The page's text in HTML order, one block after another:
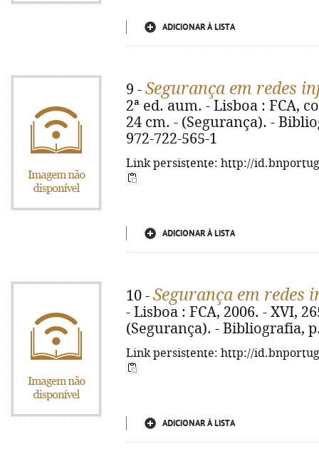
ADICIONAR À LISTA
9 - Segurança em redes
2ª ed. aum. - Lisboa : FCA,
24 cm. - (Segurança). -
972-722-565-1
Link persistente: http://
ADICIONAR À LISTA
10 - Segurança em redes
- Lisboa : FCA, 2006. - XVI,
(Segurança). - Bibliografia,
Link persistente: http://
ADICIONAR À LISTA